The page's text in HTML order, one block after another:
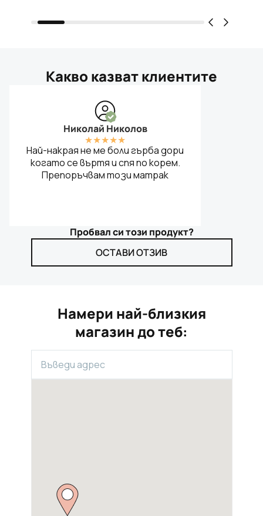
Какво казват клиентите
Николай Николов
★★★★★
Най-накрая не ме боли гърба дори
когато се въртя и спя по корем.
Препоръчвам този матрак
Пробвал си този продукт?
ОСТАВИ ОТЗИВ
Намери най-близкия
магазин до теб: